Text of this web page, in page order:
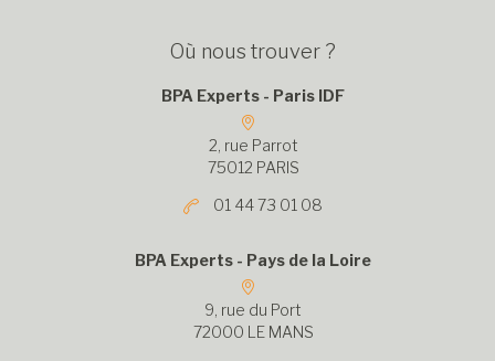
Où nous trouver ?
BPA Experts - Paris IDF
2, rue Parrot
75012 PARIS
01 44 73 01 08
BPA Experts - Pays de la Loire
9, rue du Port
72000 LE MANS